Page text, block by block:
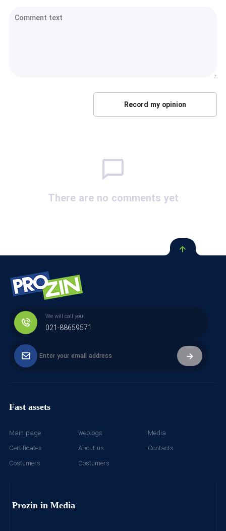
There are no comments yet
We will call you
021-88659571
Fast assets
Main page weblogs
Media
Certificates
About us
Contacts
Costumers
Costumers
Prozin in Media